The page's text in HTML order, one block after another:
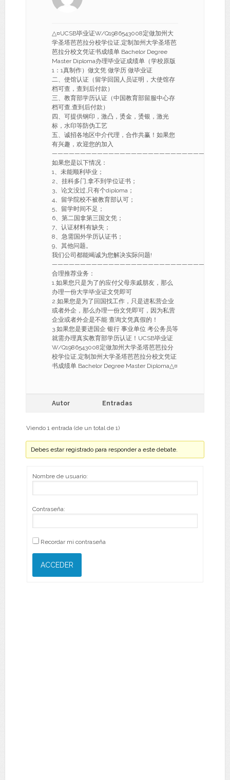
△¤UCSB毕业证W/Q1986543008定做加州大
学圣塔芭芭拉分校学位证,定制加州大学圣塔芭
芭拉分校文凭证书成绩单 Bachelor Degree
Master Diploma办理毕业证成绩单（学校原版
1：1真制作）做文凭 做学历 做毕业证
二、使馆认证（留学回国人员证明，大使馆存
档可查，查到后付款）
三、教育部学历认证（中国教育部留服中心存
档可查,查到后付款）
四、可提供钢印，激凸，烫金，烫银，激光
标，水印等防伪工艺
五、诚招各地区中介代理，合作共赢！如果您
有兴趣，欢迎您的加入
———————————————————————————-
如果您是以下情况：
1、未能顺利毕业；
2、挂科多门,拿不到学位证书；
3、论文没过,只有个diploma；
4、留学院校不被教育部认可；
5、留学时间不足；
6、第二国拿第三国文凭；
7、认证材料有缺失；
8、急需国外学历认证书；
9、其他问题。
我们公司都能竭诚为您解决实际问题!
———————————————————————————-
合理推荐业务：
1.如果您只是为了的应付父母亲戚朋友，那么
办理一份大学毕业证文凭即可
2.如果您是为了回国找工作，只是进私营企业
或者外企，那么办理一份文凭即可，因为私营
企业或者外企是不能 查询文凭真假的！
3.如果您是要进国企 银行 事业单位 考公务员等
就需办理真实教育部学历认证！UCSB毕业证
W/Q1986543008定做加州大学圣塔芭芭拉分
校学位证,定制加州大学圣塔芭芭拉分校文凭证
书成绩单 Bachelor Degree Master Diploma△¤
Autor Entradas
Viendo 1 entrada (de un total de 1)
Debes estar registrado para responder a este debate.
Nombre de usuario:
Contraseña:
Recordar mi contraseña
ACCEDER